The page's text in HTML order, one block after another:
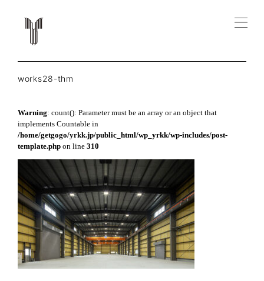
works28-thm
Warning: count(): Parameter must be an array or an object that
implements Countable in
/home/getgogo/yrkk.jp/public_html/wp_yrkk/wp-includes/post-
template.php on line 310